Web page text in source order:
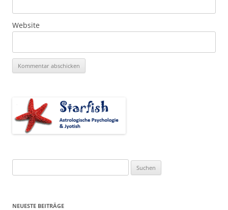
Website
nach:
NEUESTE BEITRÄGE